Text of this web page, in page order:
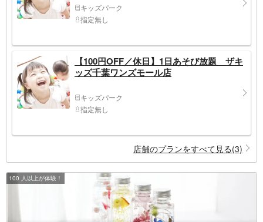
キッズパーク
指定無し
【100円OFF／休日】1日あそび放題 ザキ
ッズ千葉ワンズモール店
キッズパーク
指定無し
店舗のプランをすべて見る(3)
100 人以上が体験！